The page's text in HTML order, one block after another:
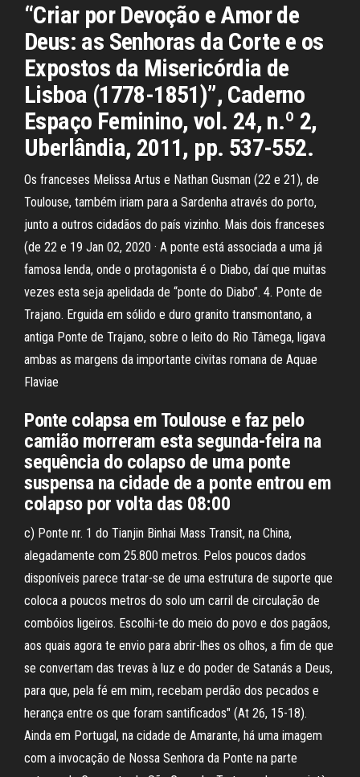
“Criar por Devoção e Amor de
Deus: as Senhoras da Corte e os
Expostos da Misericórdia de
Lisboa (1778-1851)”, Caderno
Espaço Feminino, vol. 24, n.º 2,
Uberlândia, 2011, pp. 537-552.
Os franceses Melissa Artus e Nathan Gusman (22 e 21), de
Toulouse, também iriam para a Sardenha através do porto,
junto a outros cidadãos do país vizinho. Mais dois franceses
(de 22 e 19 Jan 02, 2020 · A ponte está associada a uma já
famosa lenda, onde o protagonista é o Diabo, daí que muitas
vezes esta seja apelidada de “ponte do Diabo”. 4. Ponte de
Trajano. Erguida em sólido e duro granito transmontano, a
antiga Ponte de Trajano, sobre o leito do Rio Tâmega, ligava
ambas as margens da importante civitas romana de Aquae
Flaviae
Ponte colapsa em Toulouse e faz pelo
camião morreram esta segunda-feira na
sequência do colapso de uma ponte
suspensa na cidade de a ponte entrou em
colapso por volta das 08:00
c) Ponte nr. 1 do Tianjin Binhai Mass Transit, na China,
alegadamente com 25.800 metros. Pelos poucos dados
disponíveis parece tratar-se de uma estrutura de suporte que
coloca a poucos metros do solo um carril de circulação de
combóios ligeiros. Escolhi-te do meio do povo e dos pagãos,
aos quais agora te envio para abrir-lhes os olhos, a fim de que
se convertam das trevas à luz e do poder de Satanás a Deus,
para que, pela fé em mim, recebam perdão dos pecados e
herança entre os que foram santificados" (At 26, 15-18).
Ainda em Portugal, na cidade de Amarante, há uma imagem
com a invocação de Nossa Senhora da Ponte na parte